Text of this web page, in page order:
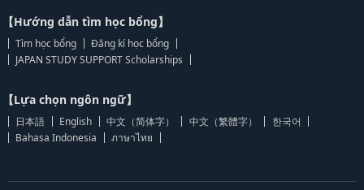
【Hướng dẫn tìm học bổng】
Tìm học bổng
Đăng kí học bổng
JAPAN STUDY SUPPORT Scholarships
【Lựa chọn ngôn ngữ】
日本語 English 中文（简体字） 中文（繁體字）
한국어
Bahasa Indonesia
ภาษาไทย